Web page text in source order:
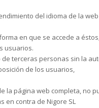
del idioma de la
en que se accede a
usuarios.
terceras personas sin la
de los usuarios,
la página web completa, no
en contra de Nigore SL